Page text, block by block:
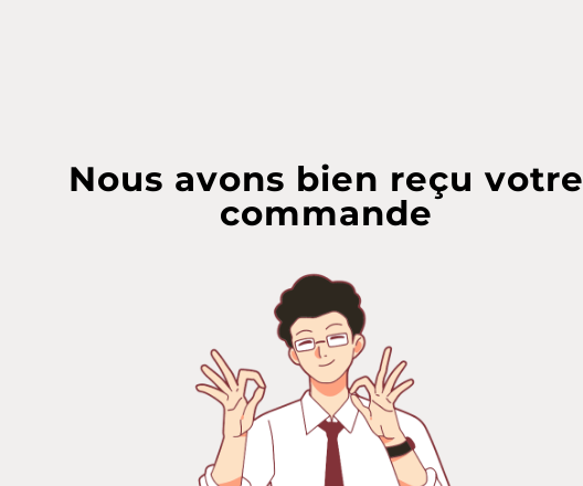
Nous avons bien reçu votre
commande